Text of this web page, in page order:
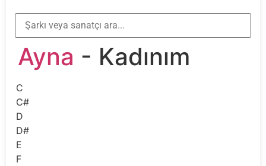
Ayna - Kadınım
C
C#
D
D#
E
F